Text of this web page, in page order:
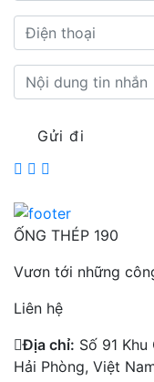
Gửi đi
ỐNG THÉP 190
Vươn tới những
Liên hệ
Địa chỉ: Số 91
Hải Phòng, Việt